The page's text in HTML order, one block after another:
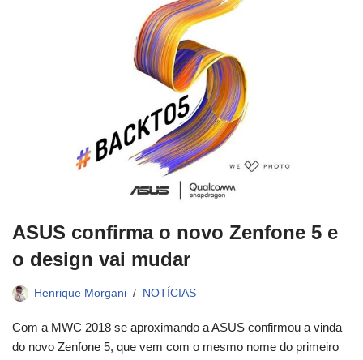
ASUS confirma o novo Zenfone 5 e
o design vai mudar
Henrique Morgani NOTÍCIAS
Com a MWC 2018 se aproximando a ASUS confirmou a vinda
do novo Zenfone 5, que vem com o mesmo nome do primeiro